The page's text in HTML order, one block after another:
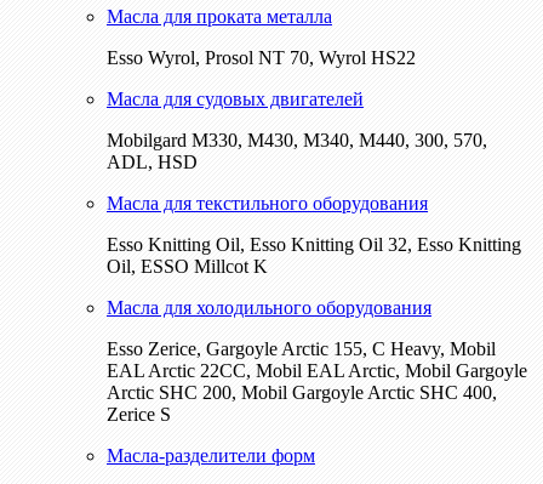
Масла для проката металла
Esso Wyrol, Prosol NT 70, Wyrol HS22
Масла для судовых двигателей
Mobilgard M330, M430, M340, M440, 300, 570,
ADL, HSD
Масла для текстильного оборудования
Esso Knitting Oil, Esso Knitting Oil 32, Esso Knitting
Oil, ESSO Millcot K
Масла для холодильного оборудования
Esso Zerice, Gargoyle Arctic 155, С Heavy, Mobil
EAL Arctic 22CC, Mobil EAL Arctic, Mobil Gargoyle
Arctic SHC 200, Mobil Gargoyle Arctic SHC 400,
Zerice S
Масла-разделители форм